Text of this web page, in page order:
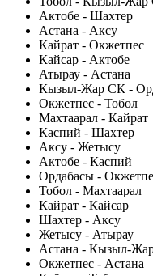
Актобе - Шахтер
Астана - Аксу
Кайрат - Окжетпес
Кайсар - Актобе
Атырау - Астана
Кызыл-Жар СК -
Окжетпес - Тобол
Махтаарал - Кайрат
Каспий - Шахтер
Аксу - Жетысу
Актобе - Каспий
Ордабасы -
Тобол - Махтаарал
Кайрат - Кайсар
Шахтер - Аксу
Жетысу - Атырау
Астана - Кызыл-
Окжетпес - Астана